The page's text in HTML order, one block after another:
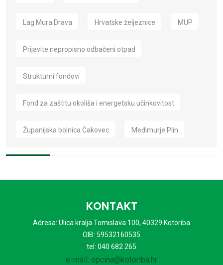
Lag Mura Drava Hrvatske željeznice MUP
Prijavite nepropisno odbačeni otpad
Strukturni fondovi
Fond za zaštitu okoliša i energetsku učinkovitost
Županijska bolnica Čakovec Međimurje Plin
KONTAKT
Adresa: Ulica kralja Tomislava 100, 40329 Kotoriba
OIB: 59532160535
tel: 040 682 265
e-mail: opcina@kotoriba.hr